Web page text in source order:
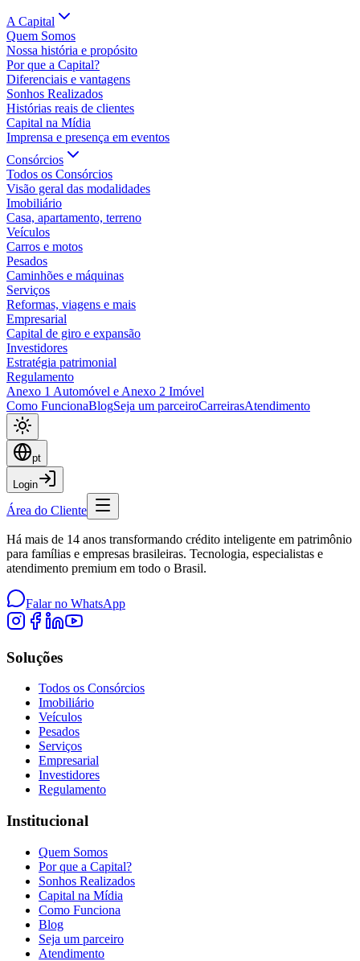
A Capital
Quem Somos
Nossa história e propósito
Por que a Capital?
Diferenciais e vantagens
Sonhos Realizados
Histórias reais de clientes
Capital na Mídia
Imprensa e presença em eventos
Consórcios
Todos os Consórcios
Visão geral das modalidades
Imobiliário
Casa, apartamento, terreno
Veículos
Carros e motos
Pesados
Caminhões e máquinas
Serviços
Reformas, viagens e mais
Empresarial
Capital de giro e expansão
Investidores
Estratégia patrimonial
Regulamento
Anexo 1 Automóvel e Anexo 2 Imóvel
Como FuncionaBlogSeja um parceiroCarreirasAtendimento
pt
Login
Área do Cliente
Há mais de 14 anos transformando crédito inteligente em patrimônio
para famílias e empresas brasileiras. Tecnologia, especialistas e
atendimento premium em todo o Brasil.
Falar no WhatsApp
Soluções
Todos os Consórcios
Imobiliário
Veículos
Pesados
Serviços
Empresarial
Investidores
Regulamento
Institucional
Quem Somos
Por que a Capital?
Sonhos Realizados
Capital na Mídia
Como Funciona
Blog
Seja um parceiro
Atendimento